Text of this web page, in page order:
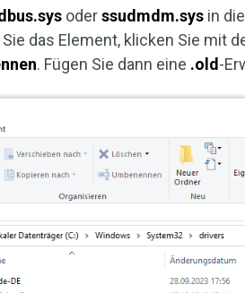
oderssudmdm.sys in
das Element, klicken Sie mit
. Fügen Sie dann eine .old-